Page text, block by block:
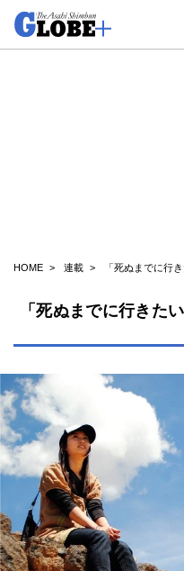
HOME 連載 「死ぬまでに行
「死ぬまでに行きた